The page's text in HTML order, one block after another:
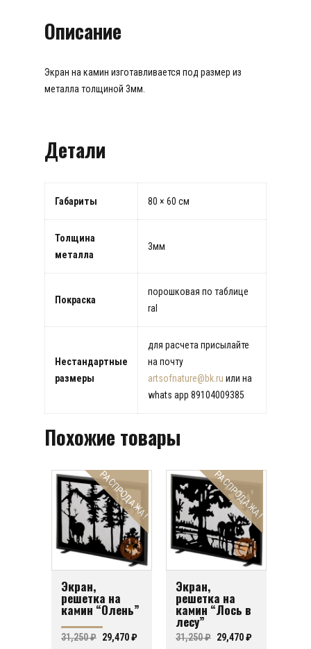
Описание
Экран на камин изготавливается под размер из
металла толщиной 3мм.
Детали
Габариты 80 × 60 см
Толщина
металла
3мм
Покраска
порошковая по таблицe
ral
Нестандартные
размеры
для расчета присылайте
на почту
artsofnature@bk.ru или на
whats app 89104009385
Похожие товары
РАСПРОДАЖА!
Экран,
решетка на
камин “Олень”
31,250₽ Первоначальная
29,470₽Текущая
РАСПРОДАЖА!
Экран,
решетка на
камин “Лось в
лесу”
31,250₽ Первоначальная
29,470₽Текущая